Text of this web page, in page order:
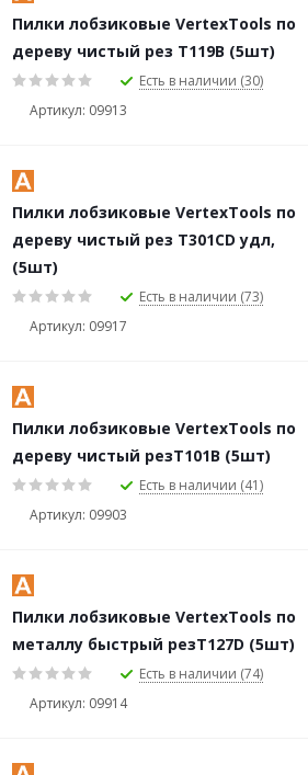
Пилки лобзиковые VertexTools по
дереву чистый рез Т119B (5шт)
Есть в наличии (30)
Артикул: 09913
Пилки лобзиковые VertexTools по
дереву чистый рез Т301CD удл,
(5шт)
Есть в наличии (73)
Артикул: 09917
Пилки лобзиковые VertexTools по
дереву чистый резТ101B (5шт)
Есть в наличии (41)
Артикул: 09903
Пилки лобзиковые VertexTools по
металлу быстрый резТ127D (5шт)
Есть в наличии (74)
Артикул: 09914